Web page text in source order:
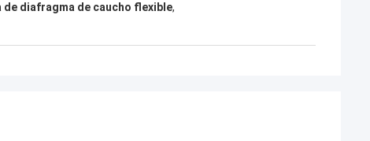
de diafragma de caucho flexible,